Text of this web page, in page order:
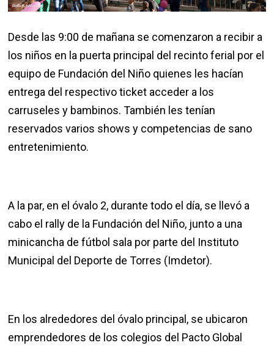
Desde las 9:00 de mañana se comenzaron a recibir a
los niños en la puerta principal del recinto ferial por el
equipo de Fundación del Niño quienes les hacían
entrega del respectivo ticket acceder a los
carruseles y bambinos. También les tenían
reservados varios shows y competencias de sano
entretenimiento.
A la par, en el óvalo 2, durante todo el día, se llevó a
cabo el rally de la Fundación del Niño, junto a una
minicancha de fútbol sala por parte del Instituto
Municipal del Deporte de Torres (Imdetor).
En los alrededores del óvalo principal, se ubicaron
emprendedores de los colegios del Pacto Global